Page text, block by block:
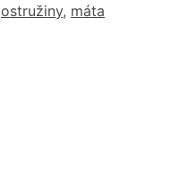
ostružiny, máta